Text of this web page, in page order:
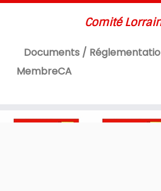
Comité
Documents /
MembreCA